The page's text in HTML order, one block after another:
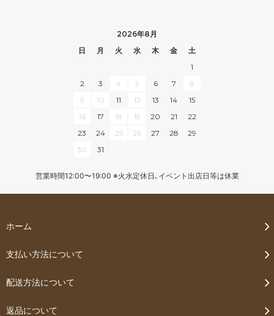
2026年8月
日
月 火 水 木 金
土
1
2
3 4 5 6 7
8
9
10 11 12 13 14
15
16
17 18 19 20 21
22
23
24 25 26 27 28
29
30
31
営業時間12:00〜19:00 ※火水定休日､イベント出店日等は休業
ホーム
支払い方法について
配送方法について
返品について